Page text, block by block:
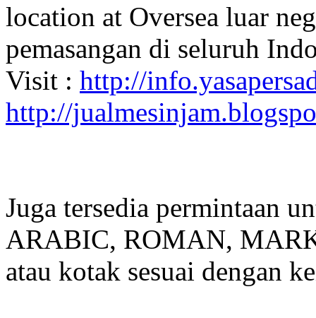
location at Oversea luar
pemasangan di seluruh
Visit : http://
http://
Juga tersedia permintaan
ARABIC, ROMAN,
atau kotak sesuai dengan